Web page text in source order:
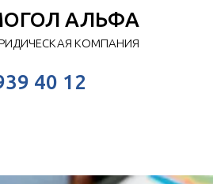
АЛЬФА
КОМПАНИЯ
40 12